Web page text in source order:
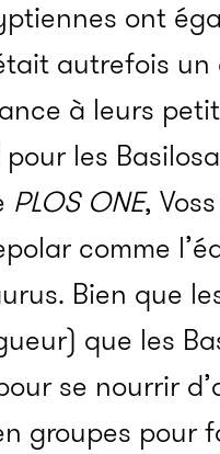
ont
autrefois
à leurs
les
PLOS ONE,
comme
Bien que
que les
se nourrir
groupes pour